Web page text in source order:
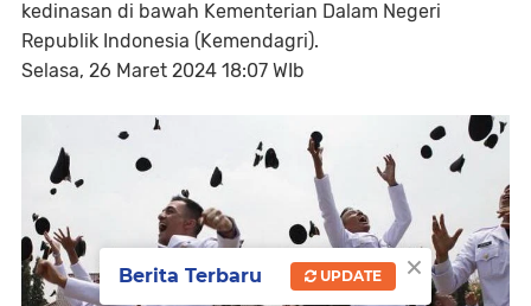
kedinasan di bawah Kementerian Dalam Negeri
Republik Indonesia (Kemendagri).
Selasa, 26 Maret 2024 18:07 WIb
×
Berita Terbaru UPDATE